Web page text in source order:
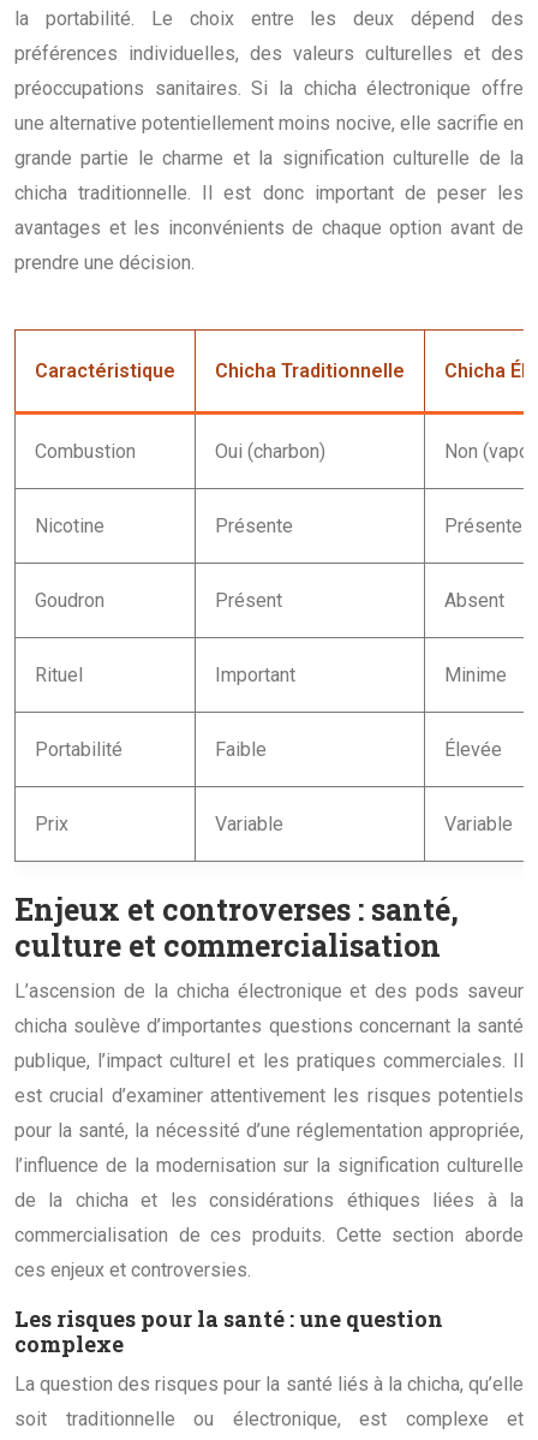
la portabilité. Le choix entre les deux dépend des
préférences individuelles, des valeurs culturelles et des
préoccupations sanitaires. Si la chicha électronique offre
une alternative potentiellement moins nocive, elle sacrifie en
grande partie le charme et la signification culturelle de la
chicha traditionnelle. Il est donc important de peser les
avantages et les inconvénients de chaque option avant de
prendre une décision.
Caractéristique Chicha Traditionnelle Chicha
Combustion Oui (charbon) Non
Nicotine Présente Présente
Goudron Présent Absent
Rituel Important Minime
Portabilité Faible Élevée
Prix Variable Variable
Enjeux et controverses : santé,
culture et commercialisation
L’ascension de la chicha électronique et des pods saveur
chicha soulève d’importantes questions concernant la santé
publique, l’impact culturel et les pratiques commerciales. Il
est crucial d’examiner attentivement les risques potentiels
pour la santé, la nécessité d’une réglementation appropriée,
l’influence de la modernisation sur la signification culturelle
de la chicha et les considérations éthiques liées à la
commercialisation de ces produits. Cette section aborde
ces enjeux et controversies.
Les risques pour la santé : une question
complexe
La question des risques pour la santé liés à la chicha, qu’elle
soit traditionnelle ou électronique, est complexe et